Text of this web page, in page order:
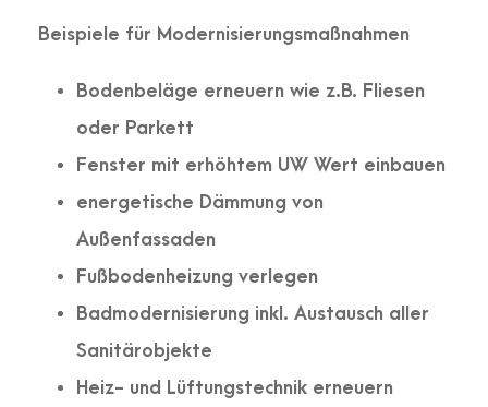
Beispiele für Modernisierungsmaßnahmen
Bodenbeläge erneuern wie z.B. Fliesen
oder Parkett
Fenster mit erhöhtem UW Wert einbauen
energetische Dämmung von
Außenfassaden
Fußbodenheizung verlegen
Badmodernisierung inkl. Austausch aller
Sanitärobjekte
Heiz- und Lüftungstechnik erneuern